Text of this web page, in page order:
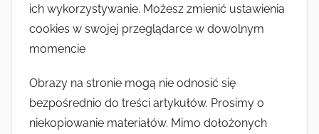
ich wykorzystywanie. Możesz zmienić ustawienia
cookies w swojej przeglądarce w dowolnym
momencie
Obrazy na stronie mogą nie odnosić się
bezpośrednio do treści artykułów. Prosimy o
niekopiowanie materiałów. Mimo dołożonych